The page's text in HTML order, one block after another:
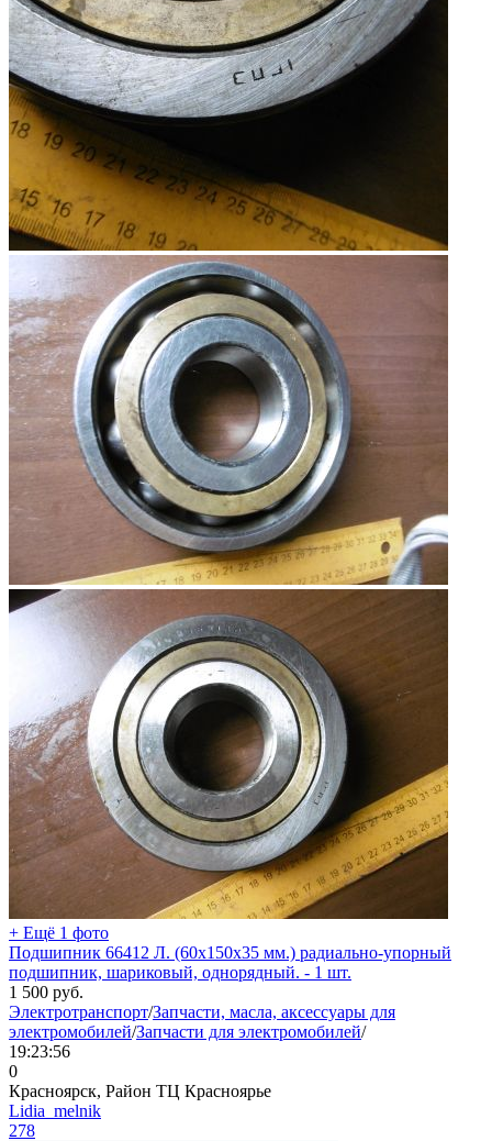
+ Ещё 1 фото
Подшипник 66412 Л. (60х150х35 мм.) радиально-упорный
подшипник, шариковый, однорядный. - 1 шт.
1 500 руб.
Электротранспорт/Запчасти, масла, аксессуары для
электромобилей/Запчасти для электромобилей/
19:23:56
0
Красноярск, Район ТЦ Красноярье
Lidia_melnik
278